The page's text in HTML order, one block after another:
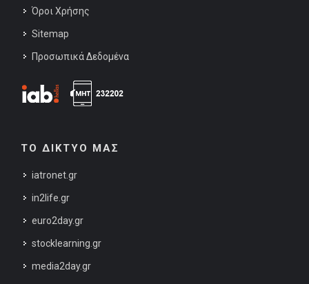
Όροι Χρήσης
Sitemap
Προσωπικά Δεδομένα
ΤΟ ΔΙΚΤΥΟ ΜΑΣ
iatronet.gr
in2life.gr
euro2day.gr
stocklearning.gr
media2day.gr